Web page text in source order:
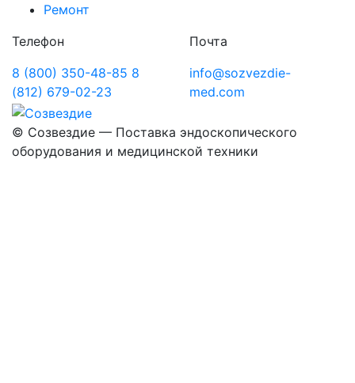
Ремонт
Телефон
8 (800) 350-48-85 8
(812) 679-02-23
Почта
info@sozvezdie-
med.com
© Созвездие — Поставка эндоскопического
оборудования и медицинской техники